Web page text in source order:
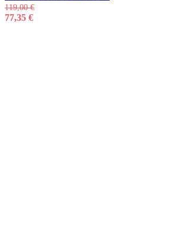
119,00€
77,35 €